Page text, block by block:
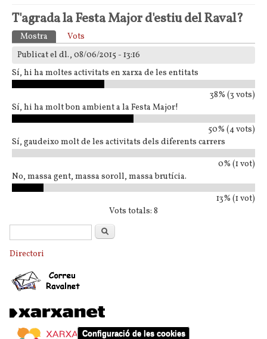
T'agrada la Festa Major d'estiu del Raval?
Pestanyes primàries
Mostra (pestanya activa)
Vots
Publicat el dl., 08/06/2015 - 13:16
Sí, hi ha moltes activitats en xarxa de les entitats
38% (3 vots)
Sí, hi ha molt bon ambient a la Festa Major!
50% (4 vots)
Sí, gaudeixo molt de les activitats dels diferents carrers
0% (1 vot)
No, massa gent, massa soroll, massa brutícia.
13% (1 vot)
Vots totals: 8
Formulari de cercaCerca
Directori
Configuració de les cookies